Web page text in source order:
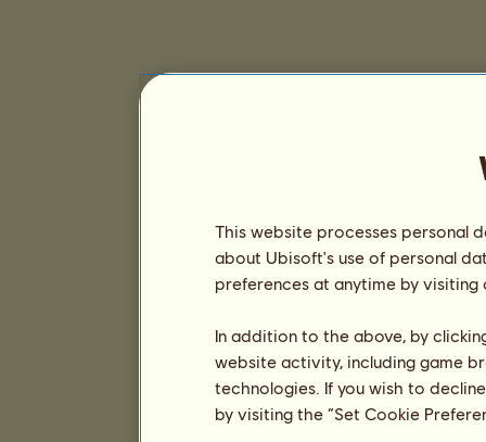
This website processes personal
about Ubisoft's use of personal
preferences at anytime by
In addition to the above, by
website activity, including game
technologies. If you wish to
by visiting the “Set Cookie